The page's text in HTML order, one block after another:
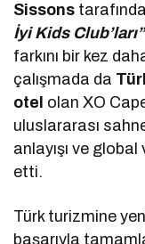
Sissons
İyi Kids Club’ları”
farkını bir kez
çalışmada da
otel olan XO
uluslararası
anlayışı ve
etti.
Türk turizmine
başarıyla